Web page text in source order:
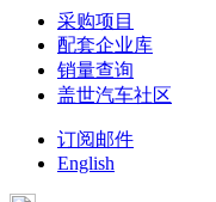
采购项目
配套企业库
销量查询
盖世汽车社区
订阅邮件
English